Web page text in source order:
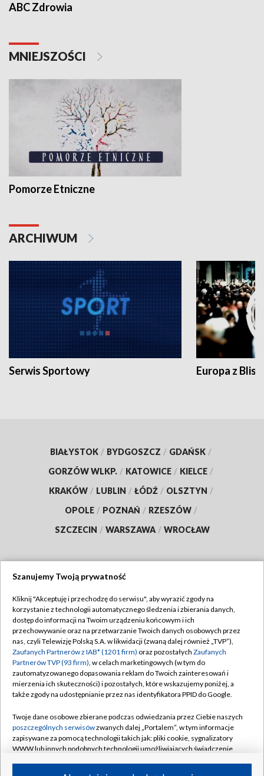
ABC Zdrowia
MNIEJSZOŚCI
Pomorze Etniczne
ARCHIWUM
Serwis Sportowy Europa z
BIAŁYSTOK / BYDGOSZCZ / GDAŃSK /
GORZÓW WLKP. / KATOWICE / KIELCE /
KRAKÓW / LUBLIN / ŁÓDŹ / OLSZTYN /
OPOLE / POZNAŃ / RZESZÓW /
SZCZECIN / WARSZAWA / WROCŁAW
TVP
Abonament TVP
Emisja w TVP
Centrum informacji TVP
Naziemna Telewizja Cyfrowa
Rada Programowa
System NOS
Informacje o nadawcy
Regulamin TVP
Polityka prywatności
Moje zgody
Pomoc
Kontakt
Kanały
Szanujemy Twoją prywatność
Kliknij "Akceptuję i przechodzę do serwisu", aby wyrazić zgody na
korzystanie z technologii automatycznego śledzenia i zbierania danych,
dostęp do informacji na Twoim urządzeniu końcowym i ich
przechowywanie oraz na przetwarzanie Twoich danych osobowych przez
nas, czyli Telewizję Polską S.A. w likwidacji (zwaną dalej również „TVP”),
Zaufanych Partnerów z IAB* (1201 firm) oraz pozostałych Zaufanych
Partnerów TVP (93 firm), w celach marketingowych (w tym do
zautomatyzowanego dopasowania reklam do Twoich zainteresowań i
mierzenia ich skuteczności) i pozostałych, które wskazujemy poniżej, a
także zgody na udostępnianie przez nas identyfikatora PPID do Google.
Twoje dane osobowe zbierane podczas odwiedzania przez Ciebie naszych
poszczególnych serwisówzwanych dalej „Portalem”, w tym informacje
zapisywane za pomocą technologii takich jak: pliki cookie, sygnalizatory
WWW lub innych podobnych technologii umożliwiających świadczenie